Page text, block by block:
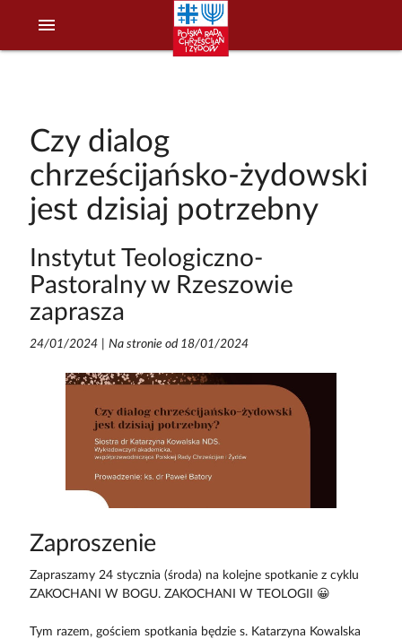
menu
Czy dialog
chrześcijańsko-żydowski
jest dzisiaj potrzebny
Instytut Teologiczno-
Pastoralny w Rzeszowie
zaprasza
24/01/2024| Na stronie od 18/01/2024
Zaproszenie
Zapraszamy 24 stycznia (środa) na kolejne spotkanie z cyklu
ZAKOCHANI W BOGU. ZAKOCHANI W TEOLOGII 😀
Tym razem, gościem spotkania będzie s. Katarzyna Kowalska